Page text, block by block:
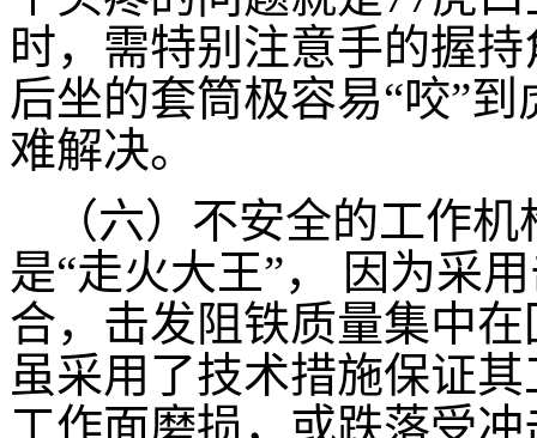
时，需特别注意手的握
后坐的套筒极容易“咬”
难解决。
（六）不安全的工作
是“走火大王”， 因为采
合，击发阻铁质量集中
虽采用了技术措施保证
工作面磨损，或跌落受